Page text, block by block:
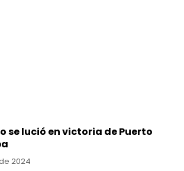
se lució en victoria de Puerto
2024